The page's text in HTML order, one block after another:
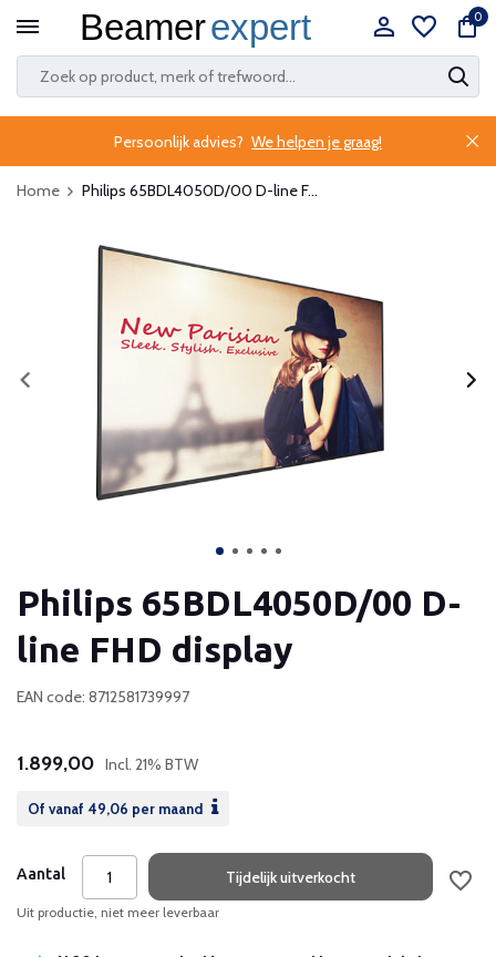
0
Persoonlijk advies? We helpen je graag!
Home Philips 65BDL4050D/00 D-line F...
Philips 65BDL4050D/00 D-
line FHD display
EAN code: 8712581739997
1.899,00 Incl. 21% BTW
Of vanaf 49,06 per maand
Aantal Tijdelijk uitverkocht
Uit productie, niet meer leverbaar